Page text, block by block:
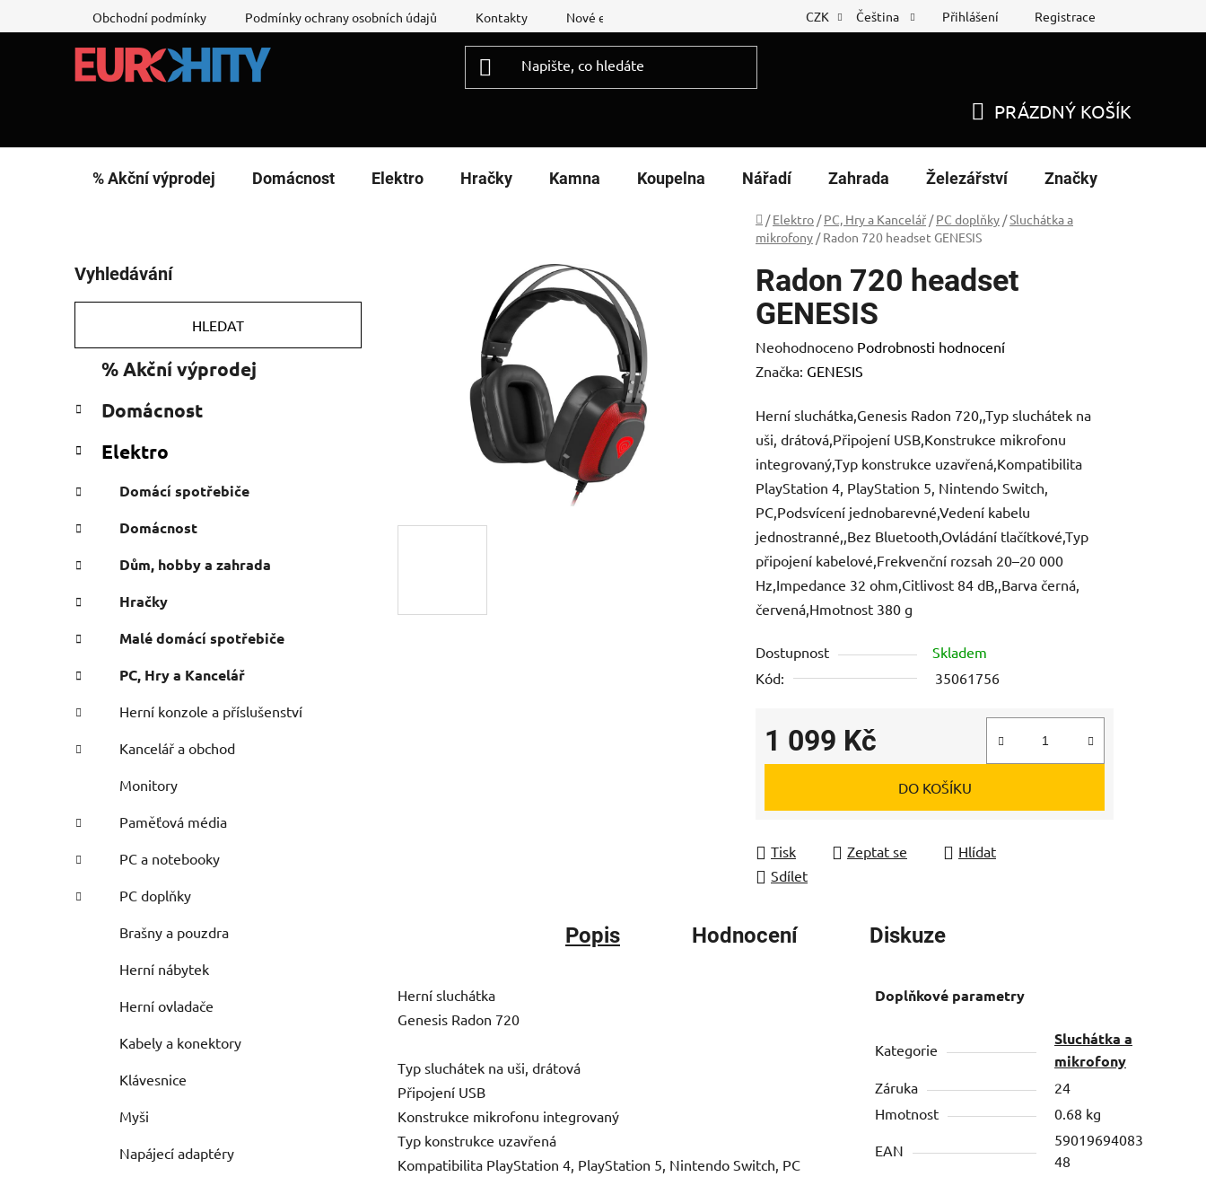
na
Obchodní podmínky Podmínky ochrany osobních údajů Kontakty Nové energetické štítky Reklamační list Nákup na splátky
CZK Čeština Přihlášení Registrace
KOŠÍK
PRÁZDNÝ KOŠÍK
% Akční výprodej Domácnost Elektro Hračky Kamna Koupelna Nářadí Zahrada Železářství Značky
Domů
/ Elektro / PC, Hry a Kancelář / PC doplňky /Sluchátka a
mikrofony / Radon 720 headset GENESIS
o
s
r
n
í
a
e
l
Vyhledávání
HLEDAT
kategorie
e
o
i
% Akční výprodej
Domácnost
Elektro
Domácí spotřebiče
Domácnost
Dům, hobby a zahrada
Hračky
Malé domácí spotřebiče
PC, Hry a Kancelář
Herní konzole a příslušenství
Kancelář a obchod
Monitory
Paměťová média
PC a notebooky
PC doplňky
Brašny a pouzdra
Herní nábytek
Herní ovladače
Kabely a konektory
Klávesnice
Myši
Napájecí adaptéry
Radon 720 headset
GENESIS
Průměrné
hodnocení
je
0,0
z
5
hvězdiček.
Neohodnoceno Podrobnosti hodnocení
Značka: GENESIS
Herní sluchátka,Genesis Radon 720,,Typ sluchátek na
uši, drátová,Připojení USB,Konstrukce mikrofonu
integrovaný,Typ konstrukce uzavřená,Kompatibilita
PlayStation 4, PlayStation 5, Nintendo Switch,
PC,Podsvícení jednobarevné,Vedení kabelu
jednostranné,,Bez Bluetooth,Ovládání tlačítkové,Typ
připojení kabelové,Frekvenční rozsah 20–20 000
Hz,Impedance 32 ohm,Citlivost 84 dB,,Barva černá,
červená,Hmotnost 380 g
Dostupnost
Skladem
Kód:
35061756
1 099 Kč
Měrná cena:
DO KOŠÍKU
Tisk Zeptat se
Hlídat
Sdílet
Popis Hodnocení Diskuze
Herní sluchátka
Genesis Radon 720
Typ sluchátek na uši, drátová
Připojení USB
Konstrukce mikrofonu integrovaný
Typ konstrukce uzavřená
Kompatibilita PlayStation 4, PlayStation 5, Nintendo Switch, PC
Doplňkové parametry
Kategorie
Sluchátka a
mikrofony
Záruka
24
Hmotnost
0.68 kg
EAN
59019694083
48